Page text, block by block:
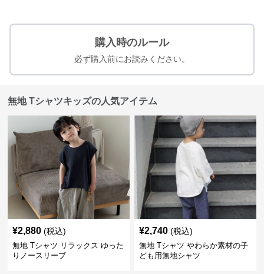
購入時のルール
必ず購入前にお読みください。
無地 Tシャツキッズの人気アイテム
¥2,880 (税込)
無地 Tシャツ リラックス ゆった
りノースリーブ
¥2,740 (税込)
無地 Tシャツ やわらか素材の子
ども用無地シャツ